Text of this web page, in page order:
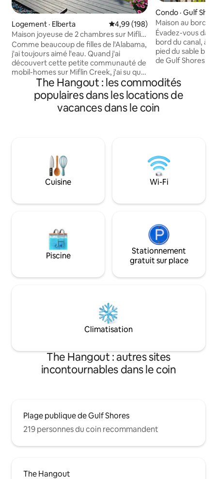
Logement · Elberta Note moyenne de 4,99 sur 5,
4,99 (198)
Maison joyeuse de 2 chambres sur Miflin
Creek
Comme beaucoup de filles de l'Alabama,
j'ai toujours aimé l'eau. Quand j'ai
découvert cette petite communauté de
mobil-homes sur Miflin Creek, j'ai su que
j'avais trouvé quelque chose de spécial :
un endroit paisible pour faire du kayak,
observer les oiseaux, pêcher et profiter
de la beauté du ruisseau. Aujourd'hui, je
international d'Orange Beach (OWA), à
proximité d'excellents restaurants et à
une courte distance en voiture des
magnifiques plages de la côte du golfe
cet endroit autant que moi.
Condo · Gulf
Maison au bord
quais | Marchez
Évadez-vous
bord du canal, à
pied du sable
de Gulf Shores et
depuis les quais
long du canal.
détendez-vous
avec une vue
Équipement de
gratuits inclus! Les séjours longue durée
pour les retraités
The Hangout : les commodités
populaires dans les locations de
vacances dans le coin
Cuisine Wi-Fi
Piscine
Stationnement
gratuit sur place
Climatisation
The Hangout : autres sites
incontournables dans le coin
Plage publique de Gulf Shores
219 personnes du coin recommandent
The Hangout